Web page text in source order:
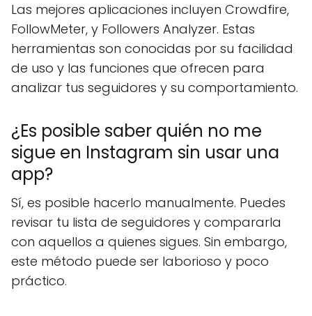
Las mejores aplicaciones incluyen Crowdfire,
FollowMeter, y Followers Analyzer. Estas
herramientas son conocidas por su facilidad
de uso y las funciones que ofrecen para
analizar tus seguidores y su comportamiento.
¿Es posible saber quién no me
sigue en Instagram sin usar una
app?
Sí, es posible hacerlo manualmente. Puedes
revisar tu lista de seguidores y compararla
con aquellos a quienes sigues. Sin embargo,
este método puede ser laborioso y poco
práctico.